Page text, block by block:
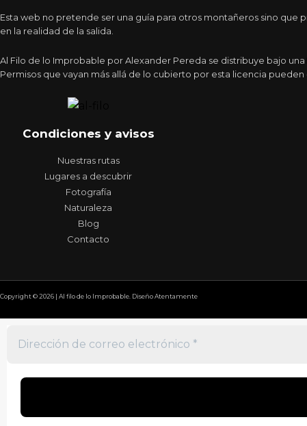
Esta web no pretende ser una guía para otros montañeros sino que
en la realidad de la salida.
Al Filo de lo Improbable por Alexander Pereda se distribuye bajo
Permisos que vayan más allá de lo cubierto por esta licencia
Condiciones y avisos
Nuestras rutas
Lugares a descubrir
Fotografía
Naturaleza
Blog
Contacto
Copyright © 2026 | Al filo de lo Improbable. Diseño Atentamente